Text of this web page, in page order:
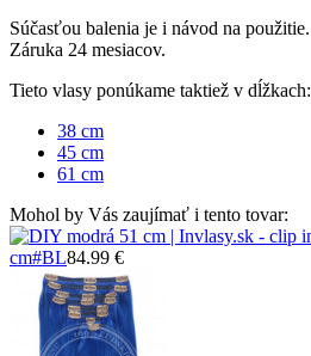
Súčasťou balenia je i návod na použitie.
Záruka 24 mesiacov.
Tieto vlasy ponúkame taktiež v dĺžkach:
38 cm
45 cm
61 cm
Mohol by Vás zaujímať i tento tovar:
cm#BL84.99 €